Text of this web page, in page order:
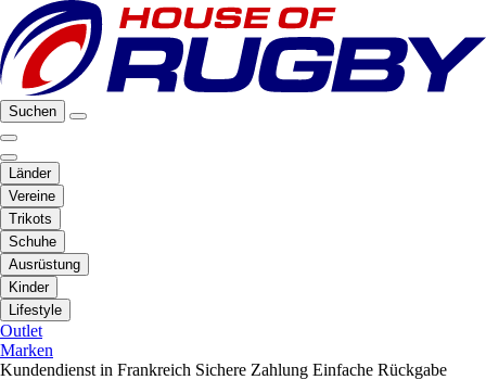
Suchen
Länder
Vereine
Trikots
Schuhe
Ausrüstung
Kinder
Lifestyle
Outlet
Marken
Kundendienst in Frankreich Sichere Zahlung Einfache Rückgabe